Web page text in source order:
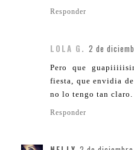
Responder
LOLA G. 2 de
Pero que
fiesta, que envidia
no lo tengo tan claro.
Responder